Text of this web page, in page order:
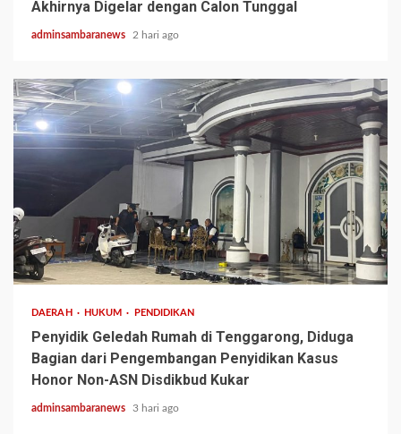
Akhirnya Digelar dengan Calon Tunggal
adminsambaranews 2 hari ago
3 min read
DAERAH HUKUM PENDIDIKAN
Penyidik Geledah Rumah di Tenggarong, Diduga
Bagian dari Pengembangan Penyidikan Kasus
Honor Non-ASN Disdikbud Kukar
adminsambaranews 3 hari ago